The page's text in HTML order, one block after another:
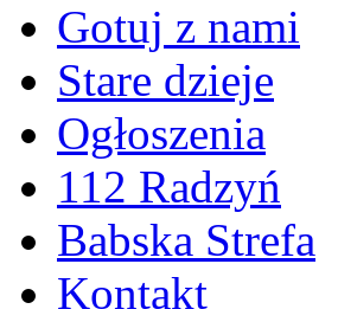
Gotuj z nami
Stare dzieje
Ogłoszenia
112 Radzyń
Babska Strefa
Kontakt